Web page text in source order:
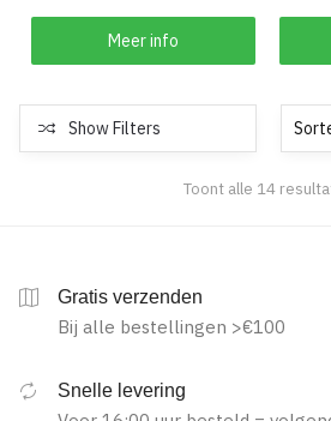
Meer info
Show Filters
Toont alle 14
Gratis verzenden
Bij alle bestellingen >€100
Snelle levering